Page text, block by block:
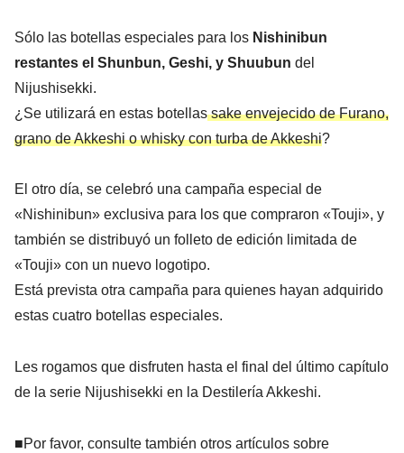
Sólo las botellas especiales para los Nishinibun
restantes el Shunbun, Geshi, y Shuubun del
Nijushisekki.
¿Se utilizará en estas botellassake envejecido de Furano,
grano de Akkeshi o whisky con turba de Akkeshi?
El otro día, se celebró una campaña especial de
«Nishinibun» exclusiva para los que compraron «Touji», y
también se distribuyó un folleto de edición limitada de
«Touji» con un nuevo logotipo.
Está prevista otra campaña para quienes hayan adquirido
estas cuatro botellas especiales.
Les rogamos que disfruten hasta el final del último capítulo
de la serie Nijushisekki en la Destilería Akkeshi.
■Por favor, consulte también otros artículos sobre